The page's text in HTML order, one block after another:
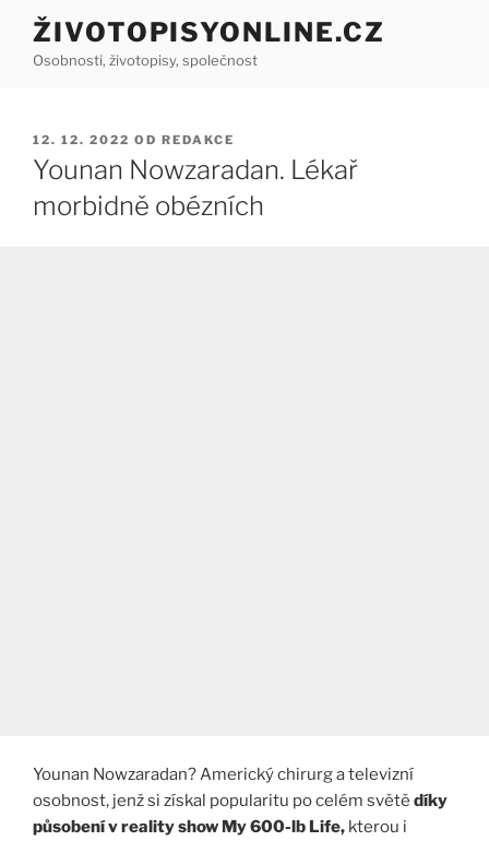
Přejít
obsahu
ŽIVOTOPISYONLINE.CZ
Osobnosti, životopisy, společnost
PUBLIKOVÁNO
12. 12. 2022 OD REDAKCE
Younan Nowzaradan. Lékař
morbidně obézních
Younan Nowzaradan? Americký chirurg a televizní
osobnost, jenž si získal popularitu po celém světě díky
působení v reality show My 600-lb Life, kterou i